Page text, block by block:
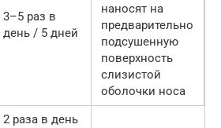
3–5 раз в
день / 5 дней
наносят на
предварительно
подсушенную
поверхность
слизистой
оболочки носа
2 раза в день